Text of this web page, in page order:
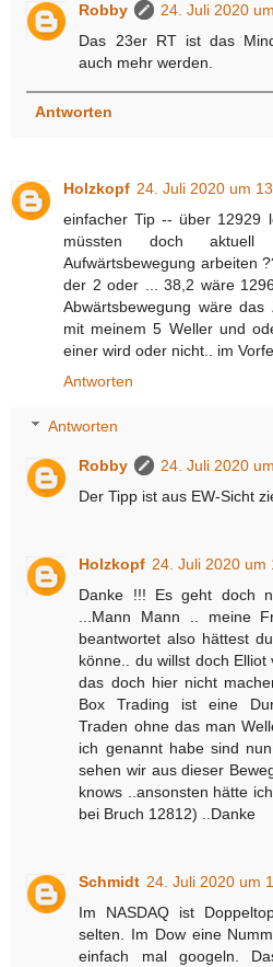
Robby
24. Juli 2020
Das 23er RT ist das
auch mehr werden.
Antworten
Holzkopf 24. Juli 2020 um
einfacher Tip -- über 12929
müssten doch
Aufwärtsbewegung arbeiten
der 2 oder ... 38,2 wäre
Abwärtsbewegung wäre
mit meinem 5 Weller und
einer wird oder nicht.. im
Antworten
Antworten
Robby
24. Juli 2020
Der Tipp ist aus EW-Sicht
Holzkopf 24. Juli 2020 um
Danke !!! Es geht doch
...Mann Mann .. meine
beantwortet also hättest
könne.. du willst doch
das doch hier nicht
Box Trading ist eine
Traden ohne das man
ich genannt habe sind
sehen wir aus dieser
knows ..ansonsten hätte
bei Bruch 12812) ..Danke
Schmidt 24. Juli 2020 um
Im NASDAQ ist
selten. Im Dow eine
einfach mal googeln.